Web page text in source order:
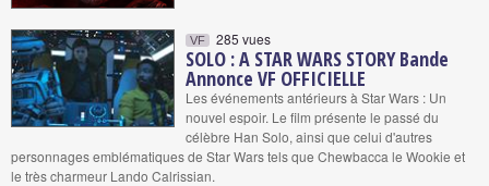
VF 285 vues
SOLO : A STAR WARS STORY Bande
Annonce VF OFFICIELLE
Les événements antérieurs à Star Wars : Un
nouvel espoir. Le film présente le passé du
célèbre Han Solo, ainsi que celui d'autres
personnages emblématiques de Star Wars tels que Chewbacca le Wookie et
le très charmeur Lando Calrissian.